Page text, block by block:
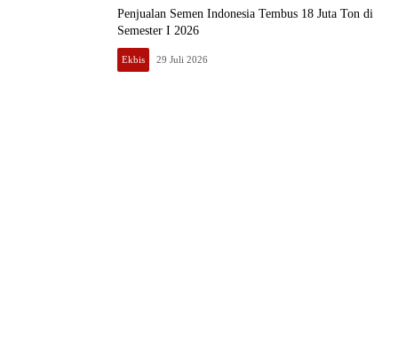
Penjualan Semen Indonesia Tembus 18 Juta Ton di
Semester I 2026
Ekbis 29 Juli 2026